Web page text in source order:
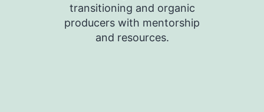
transitioning and organic
producers with mentorship
and resources.